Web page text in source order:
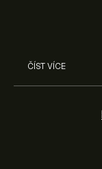
ČÍST VÍCE